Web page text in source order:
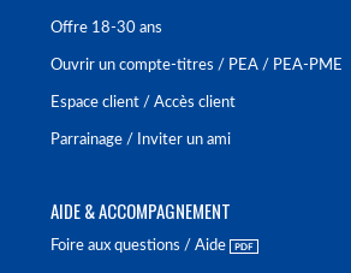
Offre 18-30 ans
Ouvrir un compte-titres / PEA / PEA-PME
Espace client / Accès client
Parrainage / Inviter un ami
AIDE & ACCOMPAGNEMENT
Foire aux questions / Aide